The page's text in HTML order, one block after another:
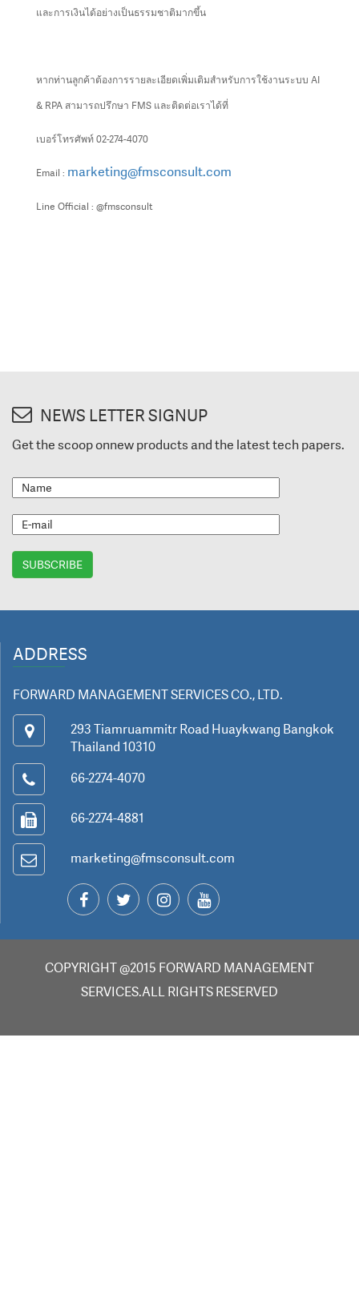
และการเงินได้อย่างเป็นธรรมชาติมากขึ้น
หากท่านลูกค้าต้องการรายละเอียดเพิ่มเติมสำหรับการใช้งานระบบ AI
& RPA สามารถปรึกษา FMS และติดต่อเราได้ที่
เบอร์โทรศัพท์ 02-274-4070
Email : marketing@fmsconsult.com
Line Official : @fmsconsult
NEWS LETTER SIGNUP
Get the scoop onnew products and the latest tech papers.
ADDRESS
FORWARD MANAGEMENT SERVICES CO., LTD.
293 Tiamruammitr Road Huaykwang Bangkok
Thailand 10310
66-2274-4070
66-2274-4881
marketing@fmsconsult.com
COPYRIGHT @2015 FORWARD MANAGEMENT
SERVICES.ALL RIGHTS RESERVED